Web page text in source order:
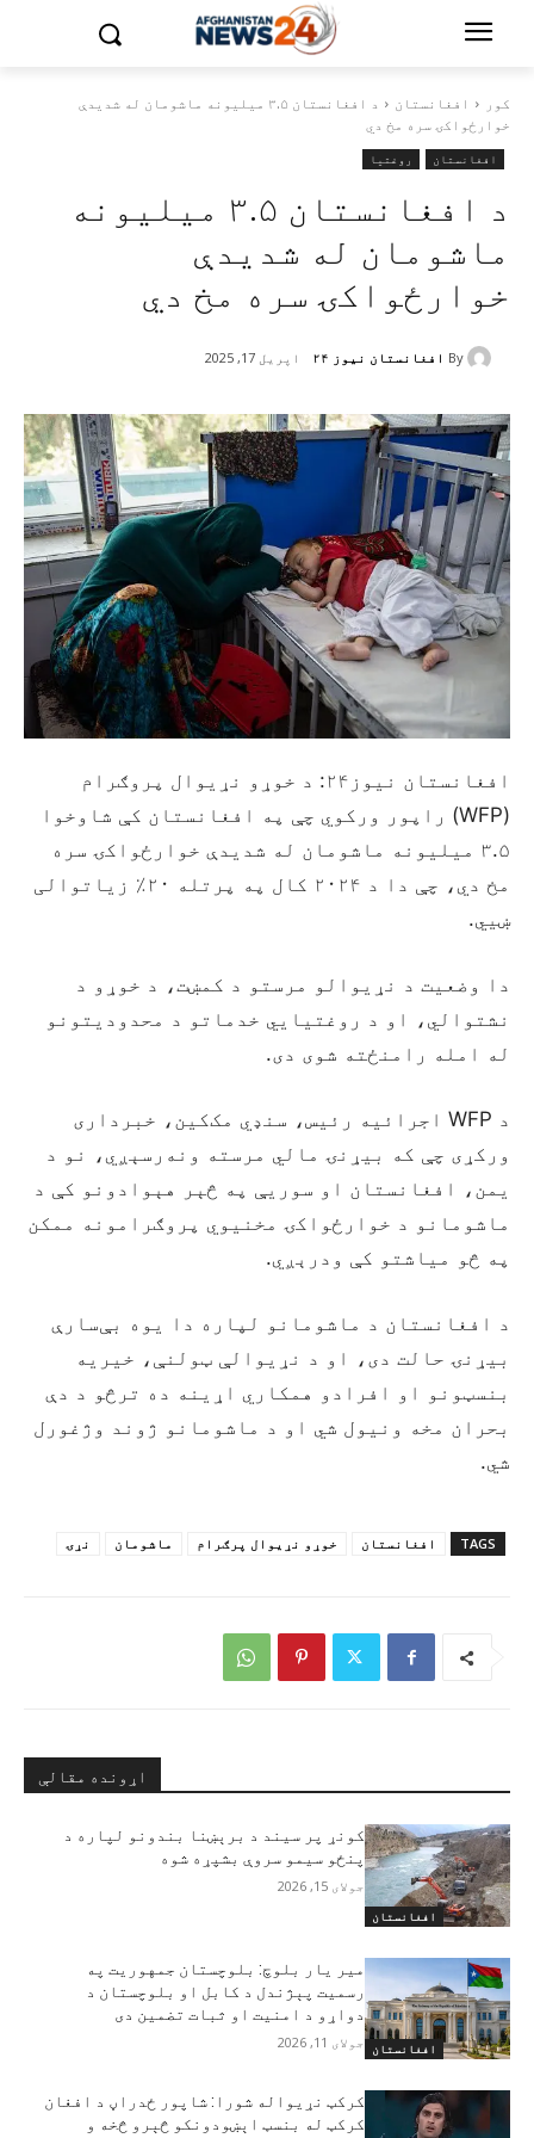
کور افغانستان
د افغانستان ۳.۵ میلیونه ماشومان له شدیدې
خوارځواکۍ سره مخ دي
افغانستان روغتیا
د افغانستان ۳.۵ میلیونه
ماشومان له شدیدې
خوارځواکۍ سره مخ دي
By افغانستان نیوز ۲۴ اپریل 17, 2025
افغانستان نيوز۲۴: د خوړو نړيوال پروګرام
(WFP) راپور ورکوي چې په افغانستان کې شاوخوا
۳.۵ میلیونه ماشومان له شدیدې خوارځواکۍ سره
مخ دي، چې دا د ۲۰۲۴ کال په پرتله ۲۰٪ زیاتوالی
ښیي.
دا وضعیت د نړیوالو مرستو د کمښت، د خوړو د
نشتوالي، او د روغتیايي خدماتو د محدودیتونو
له امله رامنځته شوی دی.
د WFP اجرائیه رئیس، سنډي مک‌کین، خبرداری
ورکړی چې که بیړنۍ مالي مرسته ونه‌رسېږي، نو د
یمن، افغانستان او سوریې په څېر هېوادونو کې د
ماشومانو د خوارځواکۍ مخنیوي پروګرامونه ممکن
په څو میاشتو کې ودرېږي.
د افغانستان د ماشومانو لپاره دا یوه بې‌سارې
بیړنۍ حالت دی، او د نړیوالې ټولنې، خیریه
بنسټونو او افرادو همکاري اړینه ده ترڅو د دې
بحران مخه ونیول شي او د ماشومانو ژوند وژغورل
شي.
TAGS افغانستان خوړو نړيوال پرګرام ماشومان نړۍ
اړونده مقالې
افغانستان
کونړ پر سیند د برېښنا بندونو لپاره د
پنځو سیمو سروې بشپړه شوه
جولای 15, 2026
افغانستان
مير يار بلوچ: بلوچستان جمهوریت په
رسمیت پېژندل د کابل او بلوچستان د
دواړو د امنیت او ثبات تضمین دی
جولای 11, 2026
کرکټ نړيواله شورا: شاپور ځدراڼ د افغان
کرکټ له بنسټ اېښودونکو څېرو څخه و